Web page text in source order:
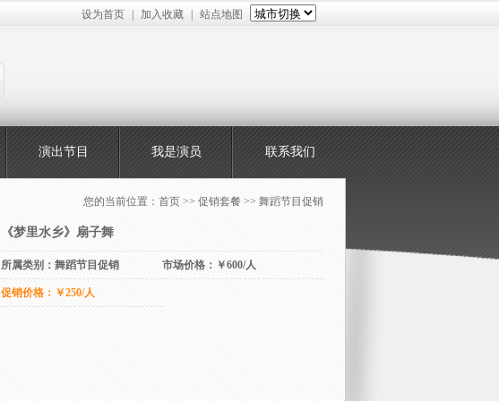
设为首页 加入收藏 站点地图
演出节目 我是演员 联系我们
您的当前位置： 首页 >> 促销套餐 >> 舞蹈节目促销
《梦里水乡》扇子舞
所属类别：舞蹈节目促销 市场价格：￥600/人
促销价格：￥250/人